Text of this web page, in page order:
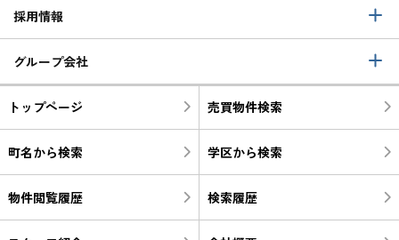
採用情報
グループ会社
トップページ 売買物件検索
町名から検索 学区から検索
物件閲覧履歴 検索履歴